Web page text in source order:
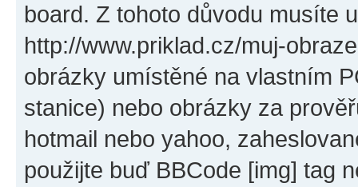
board. Z tohoto důvodu musíte
http://www.priklad.cz/muj-
obrázky umístěné na vlastním
stanice) nebo obrázky za
hotmail nebo yahoo,
použijte buď BBCode [img] tag